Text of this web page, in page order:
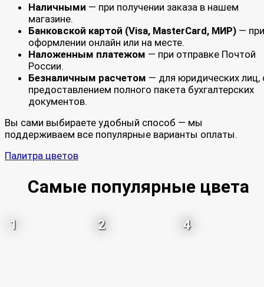
Наличными — при получении заказа в нашем
магазине.
Банковской картой (Visa, MasterCard, МИР) — при
оформлении онлайн или на месте.
Наложенным платежом — при отправке Почтой
России.
Безналичным расчетом — для юридических лиц,
предоставлением полного пакета бухгалтерских
документов.
Вы сами выбираете удобный способ — мы
поддерживаем все популярные варианты оплаты.
Палитра цветов
Самые популярные цвета
1 2 4